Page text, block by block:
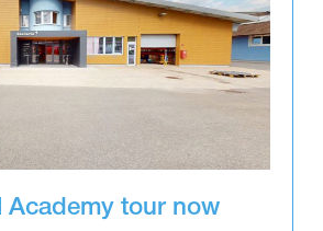
Academy tour now